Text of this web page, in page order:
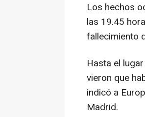
Los hechos
las 19.45
fallecimiento
Hasta el
vieron que
indicó a
Madrid.